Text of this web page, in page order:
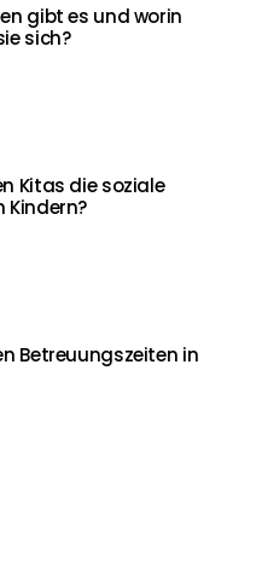
gibt es und worin
sich?
Kitas die soziale
Kindern?
Betreuungszeiten in